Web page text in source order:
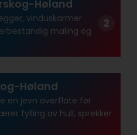
Høland
vinduskarmer
maling og
Høland
en jevn overflate før
fylling av hull, sprekker